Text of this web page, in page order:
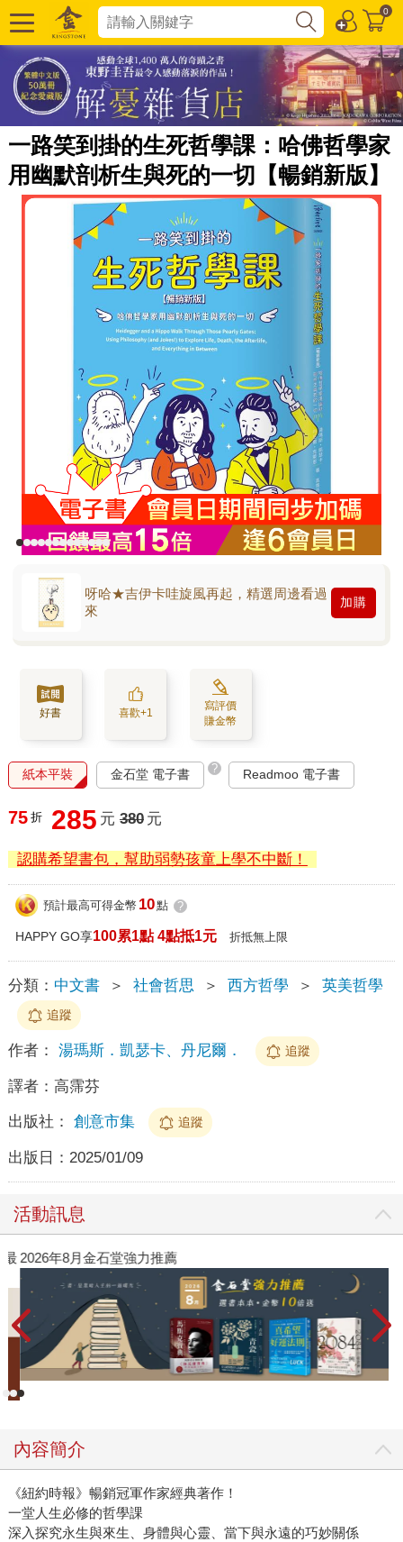
0
一路笑到掛的生死哲學課：哈佛哲學家
用幽默剖析生與死的一切【暢銷新版】
呀哈★吉伊卡哇旋風再起，精選周邊看過
來
加購
好書 喜歡+1
寫評價
賺金幣
紙本平裝 金石堂 電子書 ? Readmoo 電子書
75 折 285 元 380 元
認購希望書包，幫助弱勢孩童上學不中斷！
預計最高可得金幣 10點 ?
HAPPY GO享100累1點 4點抵1元 折抵無上限
分類： 中文書 ＞ 社會哲思 ＞ 西方哲學 ＞ 英美哲學
追蹤
作者： 湯瑪斯．凱瑟卡、丹尼爾． 追蹤
譯者： 高霈芬
出版社： 創意市集 追蹤
出版日： 2025/01/09
活動訊息
2026年8月金石堂強力推薦
內容簡介
《紐約時報》暢銷冠軍作家經典著作！
一堂人生必修的哲學課
深入探究永生與來生、身體與心靈、當下與永遠的巧妙關係